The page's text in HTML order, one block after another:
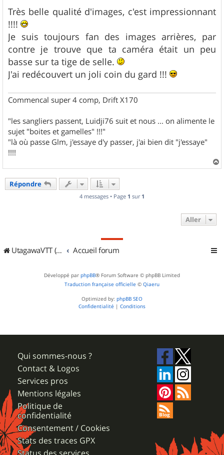
s
s
a
g
e
Très belle qualité d'images, c'est impressionnant
!!!!
Je suis toujours fan des images arrières, par
contre je trouve que ta caméra était un peu
basse sur ta tige de selle.
J'ai redécouvert un joli coin du gard !!!
Commencal super 4 comp, Drift X170
"les sangliers passent, Luidji76 suit et nous ... on alimente le
sujet "boites et gamelles" !!!"
"là où passe Glm, j'essaye d'y passer, j'ai bien dit "j'essaye"
!!!!
a
Répondre
4 messages • Page 1 sur 1
Aller
UtagawaVTT (Randos VTT et VTTAE avec traces GPS) Accueil forum
Développé par phpBB® Forum Software © phpBB Limited
Traduction française officielle © Qiaeru
Optimized by: phpBB SEO
Confidentialité | Conditions
Qui sommes-nous ?
Contact & Logos
Services pros
Mentions légales
Politique de
confidentialité
Consentement / Cookies
Stats des traces GPX